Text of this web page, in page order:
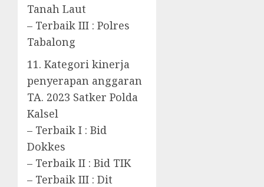
Tanah Laut
– Terbaik III : Polres
Tabalong
11. Kategori kinerja
penyerapan anggaran
TA. 2023 Satker Polda
Kalsel
– Terbaik I : Bid
Dokkes
– Terbaik II : Bid TIK
– Terbaik III : Dit